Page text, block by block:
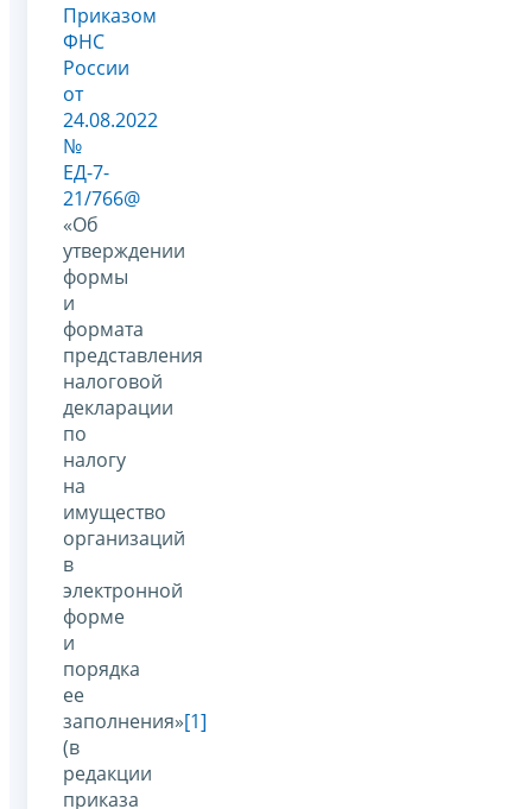
Приказом
ФНС
России
от
24.08.2022
№
ЕД-7-
21/766@
«Об
утверждении
формы
и
формата
представления
налоговой
декларации
по
налогу
на
имущество
организаций
в
электронной
форме
и
порядка
ее
заполнения»[1]
(в
редакции
приказа